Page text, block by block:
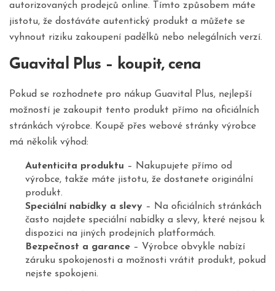
autorizovaných prodejců online. Tímto způsobem máte
jistotu, že dostáváte autentický produkt a můžete se
vyhnout riziku zakoupení padělků nebo nelegálních verzí.
Guavital Plus – koupit, cena
Pokud se rozhodnete pro nákup Guavital Plus, nejlepší
možností je zakoupit tento produkt přímo na oficiálních
stránkách výrobce. Koupě přes webové stránky výrobce
má několik výhod:
Autenticita produktu – Nakupujete přímo od
výrobce, takže máte jistotu, že dostanete originální
produkt.
Speciální nabídky a slevy– Na oficiálních stránkách
často najdete speciální nabídky a slevy, které nejsou k
dispozici na jiných prodejních platformách.
Bezpečnost a garance– Výrobce obvykle nabízí
záruku spokojenosti a možnosti vrátit produkt, pokud
nejste spokojeni.